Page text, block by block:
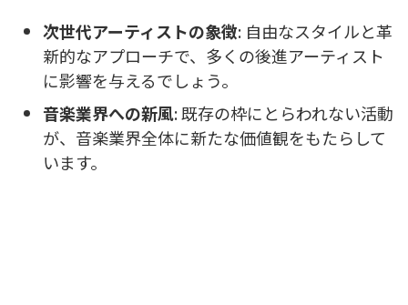
次世代アーティストの象徴: 自由なスタイルと革
新的なアプローチで、多くの後進アーティスト
に影響を与えるでしょう。
音楽業界への新風: 既存の枠にとらわれない活動
が、音楽業界全体に新たな価値観をもたらして
います。